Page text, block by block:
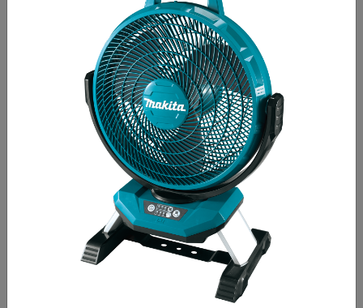
Pizzakemencék Tartozékai
Vissza
Kategóriák
Bográcsok, Üstök
Pizzakemence
Pizzakemencék Tartozékai